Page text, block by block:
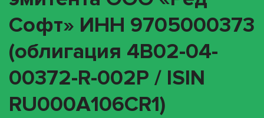
Софт» ИНН 9705000373
(облигация 4B02-04-
00372-R-002P / ISIN
RU000A106CR1)